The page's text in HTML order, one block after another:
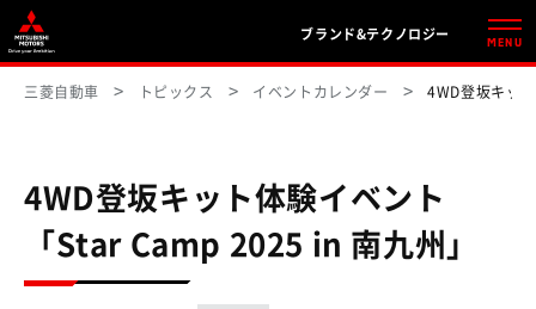
ブランド&テクノロジー
MENU
三菱自動車 トピックス イベントカレンダー 4WD登坂キッ
4WD登坂キット体験イベント
「Star Camp 2025 in 南九州」